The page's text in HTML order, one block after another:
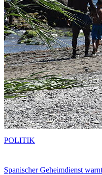
Spanischer Geheimdienst
POLITIK